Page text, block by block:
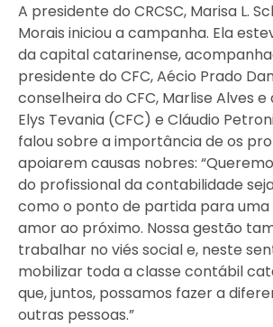
A presidente do CRCSC, Marisa L.
Morais iniciou a campanha. Ela
da capital catarinense,
presidente do CFC, Aécio Prado
conselheira do CFC, Marlise Alves
Elys Tevania (CFC) e Cláudio
falou sobre a importância de os
apoiarem causas nobres:
do profissional da contabilidade
como o ponto de partida para
amor ao próximo. Nossa gestão
trabalhar no viés social e, neste
mobilizar toda a classe contábil
que, juntos, possamos fazer a
outras pessoas.”